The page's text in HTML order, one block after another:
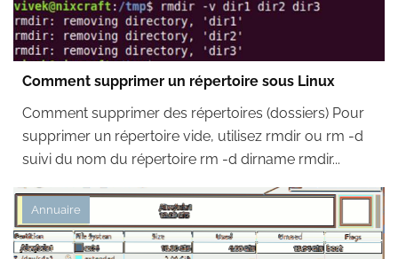
Comment supprimer un répertoire sous Linux
Comment supprimer des répertoires (dossiers) Pour
supprimer un répertoire vide, utilisez rmdir ou rm -d
suivi du nom du répertoire rm -d dirname rmdir...
Annuaire